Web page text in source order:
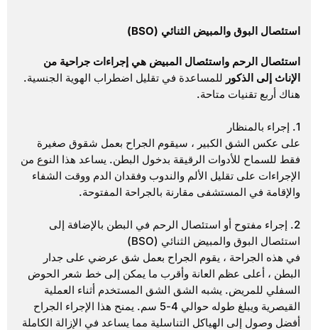
استئصال البوق والمبيض الثنائي (BSO)
استئصال الرحم واستئصال المبيض هي إجراءات جراحية من
الإناث إلى الذكور للمساعدة في تقليل اضطراب الهوية الجنسية.
هناك أربع تقنيات متاحة.
1. إجراء بالمنظار
على عكس الشق الكبير ، سيقوم الجراح بعمل شقوق صغيرة
فقط للسماح للأدوات الرقيقة بدخول البطن. يساعد هذا النوع من
الإجراءات على تقليل الألم والندوب وفقدان الدم ووقت الشفاء
والإقامة في المستشفى مقارنة بالجراحة المفتوحة.
2. إجراء مفتوح أو استئصال الرحم في البطن بالإضافة إلى
استئصال البوق والمبيض الثنائي (BSO)
في هذه الجراحة ، يقوم الجراح بعمل شق عرضي على جدار
البطن ، أعلى عظم العانة وأقرب ما يمكن إلى خط شعر الحوض
السفلي للمريض. يشبه الشق الشق المستخدم أثناء العملية
القيصرية ويبلغ طوله حوالي 4-5 سم. يمنح هذا الإجراء الجراح
أفضل وصول إلى الهياكل التناسلية مما يساعد في الإزالة الكاملة